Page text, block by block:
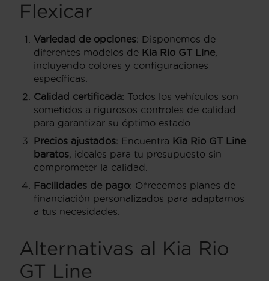
Flexicar
Variedad de opciones: Disponemos de
diferentes modelos de Kia Rio GT Line,
incluyendo colores y configuraciones
específicas.
Calidad certificada: Todos los vehículos son
sometidos a rigurosos controles de calidad
para garantizar su óptimo estado.
Precios ajustados: Encuentra Kia Rio GT Line
baratos, ideales para tu presupuesto sin
comprometer la calidad.
Facilidades de pago: Ofrecemos planes de
financiación personalizados para adaptarnos
a tus necesidades.
Alternativas al Kia Rio
GT Line